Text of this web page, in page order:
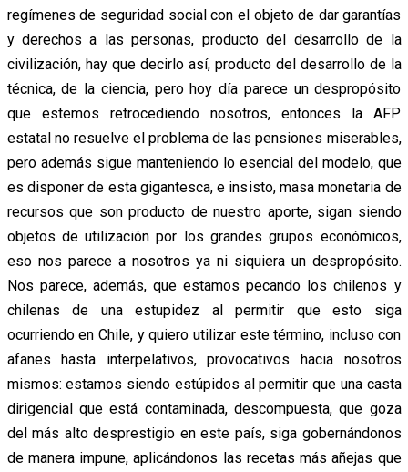
regímenes de seguridad social con el objeto de dar garantías
y derechos a las personas, producto del desarrollo de la
civilización, hay que decirlo así, producto del desarrollo de la
técnica, de la ciencia, pero hoy día parece un despropósito
que estemos retrocediendo nosotros, entonces la AFP
estatal no resuelve el problema de las pensiones miserables,
pero además sigue manteniendo lo esencial del modelo, que
es disponer de esta gigantesca, e insisto, masa monetaria de
recursos que son producto de nuestro aporte, sigan siendo
objetos de utilización por los grandes grupos económicos,
eso nos parece a nosotros ya ni siquiera un despropósito.
Nos parece, además, que estamos pecando los chilenos y
chilenas de una estupidez al permitir que esto siga
ocurriendo en Chile, y quiero utilizar este término, incluso con
afanes hasta interpelativos, provocativos hacia nosotros
mismos: estamos siendo estúpidos al permitir que una casta
dirigencial que está contaminada, descompuesta, que goza
del más alto desprestigio en este país, siga gobernándonos
de manera impune, aplicándonos las recetas más añejas que